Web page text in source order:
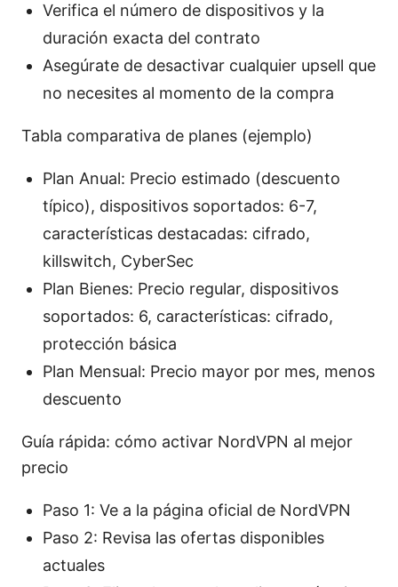
Verifica el número de dispositivos y la
duración exacta del contrato
Asegúrate de desactivar cualquier upsell que
no necesites al momento de la compra
Tabla comparativa de planes (ejemplo)
Plan Anual: Precio estimado (descuento
típico), dispositivos soportados: 6-7,
características destacadas: cifrado,
killswitch, CyberSec
Plan Bienes: Precio regular, dispositivos
soportados: 6, características: cifrado,
protección básica
Plan Mensual: Precio mayor por mes, menos
descuento
Guía rápida: cómo activar NordVPN al mejor
precio
Paso 1: Ve a la página oficial de NordVPN
Paso 2: Revisa las ofertas disponibles
actuales